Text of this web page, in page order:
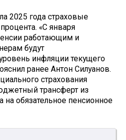
2025 года страховые
«С января
работающим и
будут
инфляции текущего
ранее Антон Силуанов.
страхования
трансферт из
обязательное пенсионное